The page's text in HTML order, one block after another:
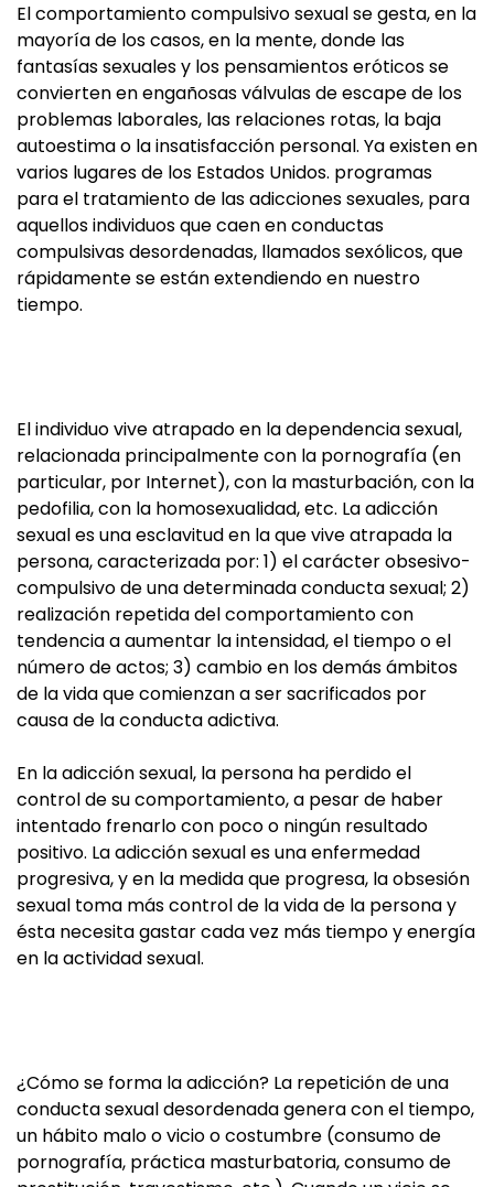
El comportamiento compulsivo sexual se gesta, en la
mayoría de los casos, en la mente, donde las
fantasías sexuales y los pensamientos eróticos se
convierten en engañosas válvulas de escape de los
problemas laborales, las relaciones rotas, la baja
autoestima o la insatisfacción personal. Ya existen en
varios lugares de los Estados Unidos. programas
para el tratamiento de las adicciones sexuales, para
aquellos individuos que caen en conductas
compulsivas desordenadas, llamados sexólicos, que
rápidamente se están extendiendo en nuestro
tiempo.
El individuo vive atrapado en la dependencia sexual,
relacionada principalmente con la pornografía (en
particular, por Internet), con la masturbación, con la
pedofilia, con la homosexualidad, etc. La adicción
sexual es una esclavitud en la que vive atrapada la
persona, caracterizada por: 1) el carácter obsesivo-
compulsivo de una determinada conducta sexual; 2)
realización repetida del comportamiento con
tendencia a aumentar la intensidad, el tiempo o el
número de actos; 3) cambio en los demás ámbitos
de la vida que comienzan a ser sacrificados por
causa de la conducta adictiva.
En la adicción sexual, la persona ha perdido el
control de su comportamiento, a pesar de haber
intentado frenarlo con poco o ningún resultado
positivo. La adicción sexual es una enfermedad
progresiva, y en la medida que progresa, la obsesión
sexual toma más control de la vida de la persona y
ésta necesita gastar cada vez más tiempo y energía
en la actividad sexual.
¿Cómo se forma la adicción? La repetición de una
conducta sexual desordenada genera con el tiempo,
un hábito malo o vicio o costumbre (consumo de
pornografía, práctica masturbatoria, consumo de